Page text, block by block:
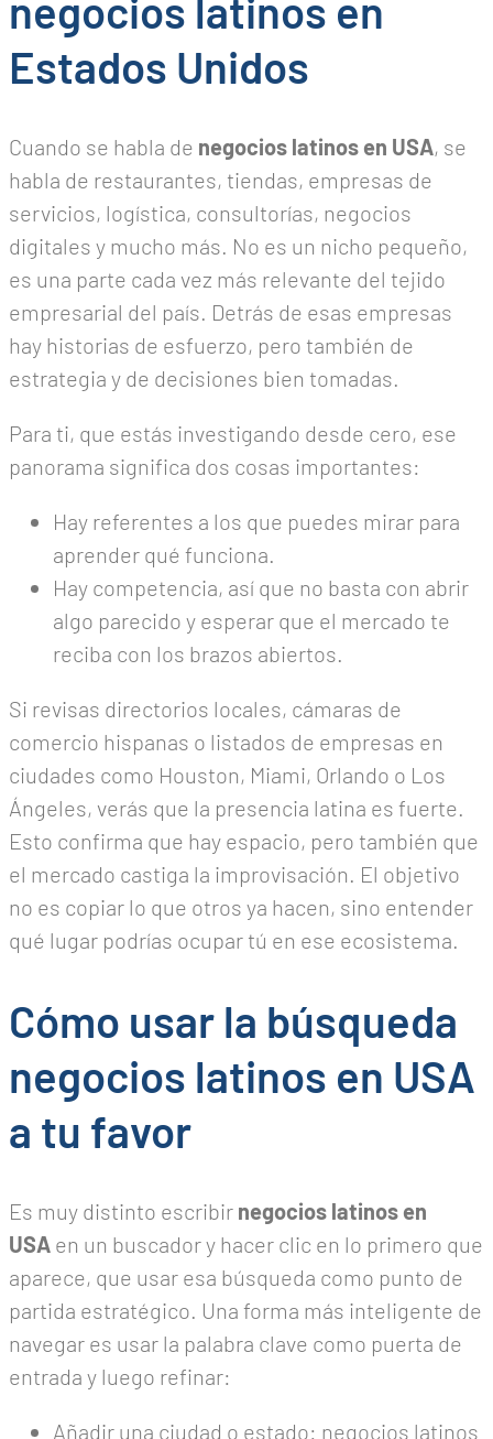
negocios latinos en
Estados Unidos
Cuando se habla de negocios latinos en USA, se
habla de restaurantes, tiendas, empresas de
servicios, logística, consultorías, negocios
digitales y mucho más. No es un nicho pequeño,
es una parte cada vez más relevante del tejido
empresarial del país. Detrás de esas empresas
hay historias de esfuerzo, pero también de
estrategia y de decisiones bien tomadas.
Para ti, que estás investigando desde cero, ese
panorama significa dos cosas importantes:
Hay referentes a los que puedes mirar para
aprender qué funciona.
Hay competencia, así que no basta con abrir
algo parecido y esperar que el mercado te
reciba con los brazos abiertos.
Si revisas directorios locales, cámaras de
comercio hispanas o listados de empresas en
ciudades como Houston, Miami, Orlando o Los
Ángeles, verás que la presencia latina es fuerte.
Esto confirma que hay espacio, pero también que
el mercado castiga la improvisación. El objetivo
no es copiar lo que otros ya hacen, sino entender
qué lugar podrías ocupar tú en ese ecosistema.
Cómo usar la búsqueda
negocios latinos en USA
a tu favor
Es muy distinto escribir negocios latinos en
USA en un buscador y hacer clic en lo primero que
aparece, que usar esa búsqueda como punto de
partida estratégico. Una forma más inteligente de
navegar es usar la palabra clave como puerta de
entrada y luego refinar:
Añadir una ciudad o estado: negocios latinos